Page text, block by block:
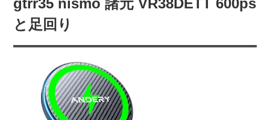
gtrr35 nismo 諸元 VR38DETT 600ps
と足回り